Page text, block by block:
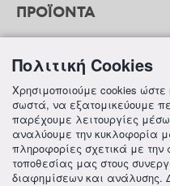
ΠΡΟΪΟΝΤΑ
ΒΟΗΘΕΙΑ
ΠΛΗΡΟΦΟΡΙΕΣ
Πολιτική Cookies
Χρησιμοποιούμε cookies
σωστά, να εξατομικεύουμε
παρέχουμε λειτουργίες
αναλύουμε την κυκλοφορία
πληροφορίες σχετικά με
τοποθεσίας μας στους
διαφημίσεων και ανάλυσης.